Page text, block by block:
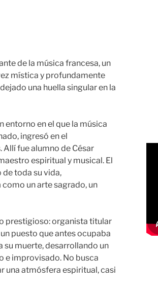
de la música francesa, un
mística y profundamente
una huella singular en la
entorno en el que la música
ingresó en el
Allí fue alumno de César
espiritual y musical. El
de toda su vida,
un arte sagrado, un
prestigioso: organista titular
puesto que antes ocupaba
su muerte, desarrollando un
e improvisado. No busca
una atmósfera espiritual, casi